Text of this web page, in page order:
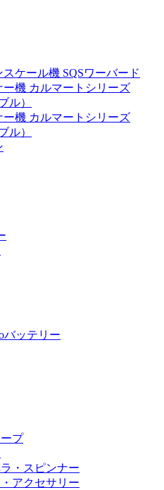
ケール機 SQSワーバード
ー機 カルマートシリーズ
ル）
ー機 カルマートシリーズ
ル）
バッテリー
プ
・スピンナー
アクセサリー